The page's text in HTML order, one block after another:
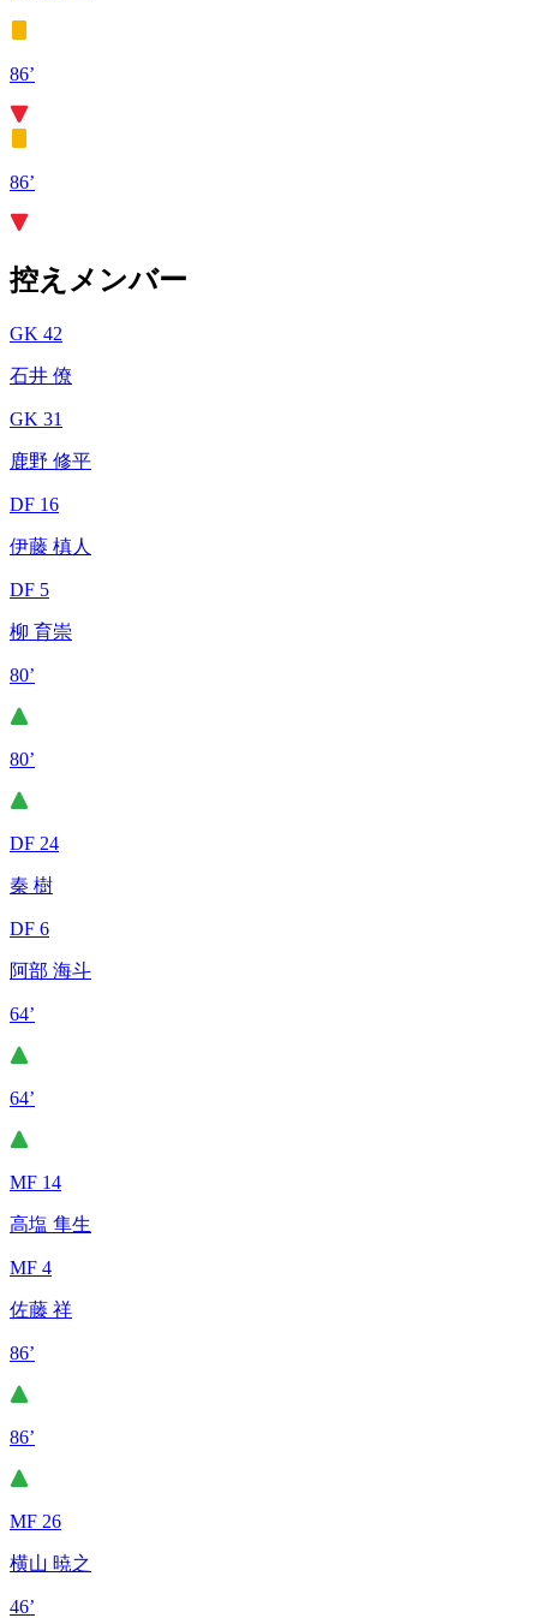
86’
86’
控えメンバー
GK 42
石井 僚
GK 31
鹿野 修平
DF 16
伊藤 槙人
DF 5
柳 育崇
80’
80’
DF 24
秦 樹
DF 6
阿部 海斗
64’
64’
MF 14
高塩 隼生
MF 4
佐藤 祥
86’
86’
MF 26
横山 暁之
46’